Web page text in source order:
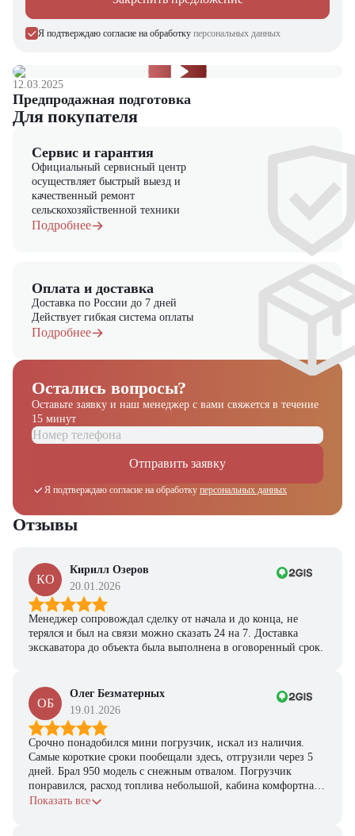
Мини-погрузчик John Deere 314G сочетает высокую
компактными размерами, а также поддерживает широкий спектр
навесного оборудования, что делает её отличным выбором для
профессионалов в строительстве, коммунальном хозяйстве и
сельском хозяйстве.
Купить Мини-погрузчик John Deere 314G
можно в
компании"ЦТО". Компания "ЦТО" является официальным
дилером и предлагает новые модели техники. На нашем сайте
представлен широкий выбор спецтехники, вилочной и малой
складской техники, навесного оборудования и запчастей.
Я подтверждаю согласие на обработку персональных данных
12.03.2025
Предпродажная подготовка
Для покупателя
Сервис и гарантия
Официальный сервисный центр
осуществляет быстрый выезд и
качественный ремонт
сельскохозяйственной техники
Подробнее
Оплата и доставка
Доставка по России до 7 дней
Действует гибкая система оплаты
Подробнее
Остались вопросы?
Оставьте заявку и наш менеджер с вами свяжется в течение
15 минут
Отправить заявку
Я подтверждаю согласие на обработку персональных данных
Отзывы
КО
Кирилл Озеров
20.01.2026
Менеджер сопровождал сделку от начала и до конца, не
терялся и был на связи можно сказать 24 на 7. Доставка
экскаватора до объекта была выполнена в оговоренный срок.
ОБ
Олег Безматерных
19.01.2026
Срочно понадобился мини погрузчик, искал из наличия.
Самые короткие сроки пообещали здесь, отгрузили через 5
дней. Брал 950 модель с снежным отвалом. Погрузчик
понравился, расход топлива небольшой, кабина комфортная,
с задачами справляется.
Показать все